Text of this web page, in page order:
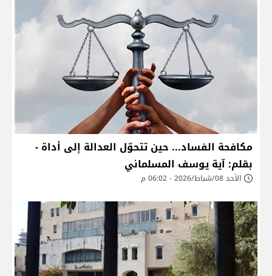
مكافحة الفساد... حين تتحوّل العدالة إلى أداة -
بقلم: آية يوسف المسلماني
الأحد 08/شباط/2026 - 06:02 م